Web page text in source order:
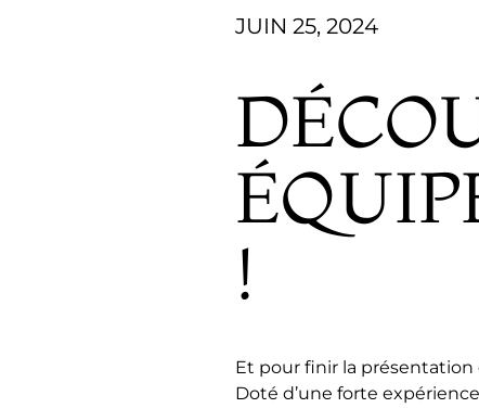
JUIN 25, 2024
!
Et pour finir la présentation
Doté d’une forte